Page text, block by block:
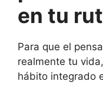
en tu
Para que el
realmente tu
hábito integrado